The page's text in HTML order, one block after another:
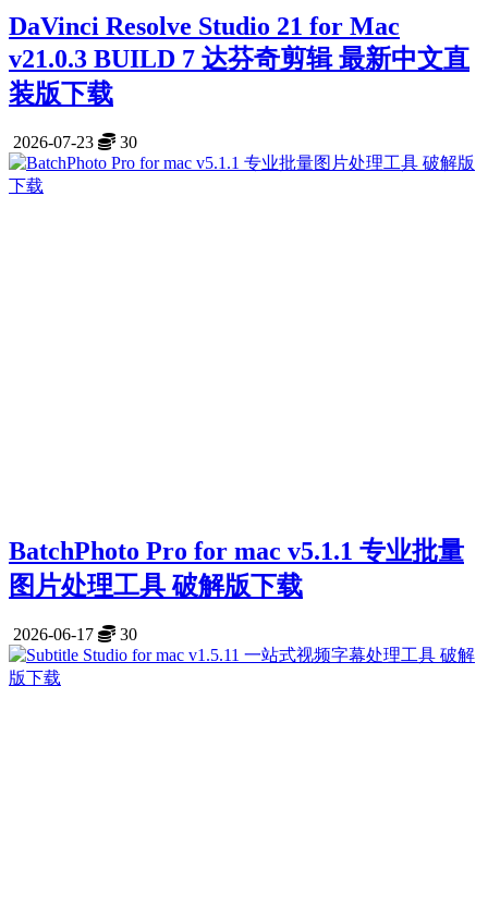
DaVinci Resolve Studio 21 for Mac
v21.0.3 BUILD 7 达芬奇剪辑 最新中文直
装版下载
2026-07-23 30
BatchPhoto Pro for mac v5.1.1 专业批量
图片处理工具 破解版下载
2026-06-17 30